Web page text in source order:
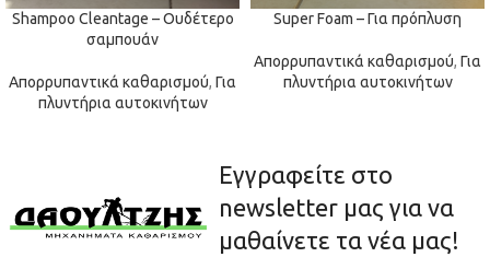
Shampoo Cleantage – Ουδέτερο
σαμπουάν
Απορρυπαντικά καθαρισμού, Για
πλυντήρια αυτοκινήτων
Super Foam – Για πρόπλυση
Απορρυπαντικά καθαρισμού, Για
πλυντήρια αυτοκινήτων
Εγγραφείτε στο
newsletter μας για να
μαθαίνετε τα νέα μας!